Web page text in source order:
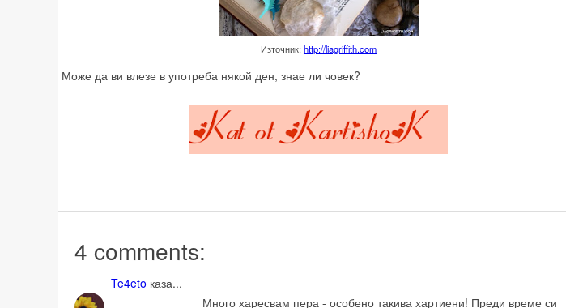
Източник: http://liagriffith.com
Може да ви влезе в употреба някой ден, знае ли човек?
4 comments:
Te4eto каза...
Много харесвам пера - особено такива хартиени! Преди време си